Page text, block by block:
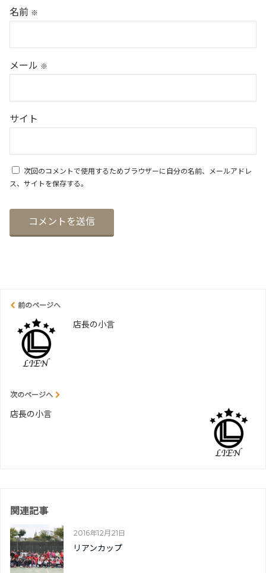
名前 ※
メール ※
サイト
次回のコメントで使用するためブラウザーに自分の名前、メールアドレ
ス、サイトを保存する。
前のページへ
店長の小言
次のページへ
店長の小言
関連記事
2016年12月21日
リアンカップ